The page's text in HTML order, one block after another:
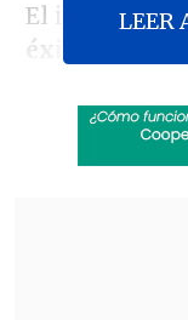
El inventario
éxito
millones de
dólares),
resultados
LEER